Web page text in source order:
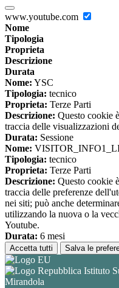
www.youtube.com
Nome
Tipologia
Proprieta
Descrizione
Durata
Nome: YSC
Tipologia: tecnico
Proprieta: Terze Parti
Descrizione: Questo cookie
traccia delle visualizzazioni
Durata: Sessione
Nome:
Tipologia: tecnico
Proprieta: Terze Parti
Descrizione: Questo cookie
traccia delle preferenze
nei siti; può anche
utilizzando la nuova o la
Youtube.
Durata: 6 mesi
Accetta tutti Salva le
Istituto
Mirandola